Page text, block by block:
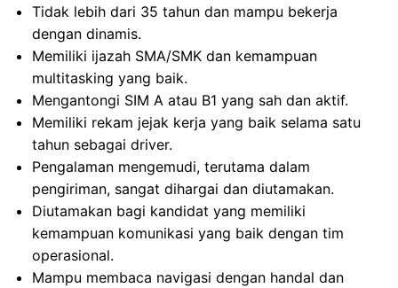
Tidak lebih dari 35 tahun dan mampu bekerja
dengan dinamis.
Memiliki ijazah SMA/SMK dan kemampuan
multitasking yang baik.
Mengantongi SIM A atau B1 yang sah dan aktif.
Memiliki rekam jejak kerja yang baik selama satu
tahun sebagai driver.
Pengalaman mengemudi, terutama dalam
pengiriman, sangat dihargai dan diutamakan.
Diutamakan bagi kandidat yang memiliki
kemampuan komunikasi yang baik dengan tim
operasional.
Mampu membaca navigasi dengan handal dan